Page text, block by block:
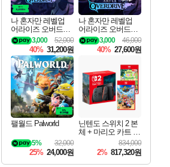
나 혼자만 레벨업
어라이즈 오버드라
이브 디럭스 에디션
Solo Leveling Arise
Overdrive Deluxe Edi
tion
52,000
3,000
40% 31,200원
나 혼자만 레벨업
어라이즈 오버드라
이브 Solo Leveling A
rise
46,000
3,000
40% 27,600원
팰월드 Palworld
32,000
5%
25% 24,000원
닌텐도 스위치 2 본
체 + 마리오 카트 월
드 + 포켓몬 포코피
아 번들
834,000
2% 817,320원